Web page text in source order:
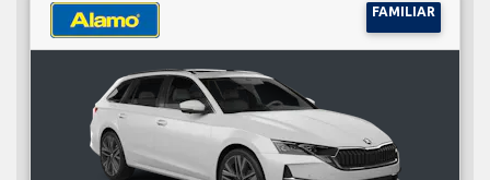
FAMILIAR